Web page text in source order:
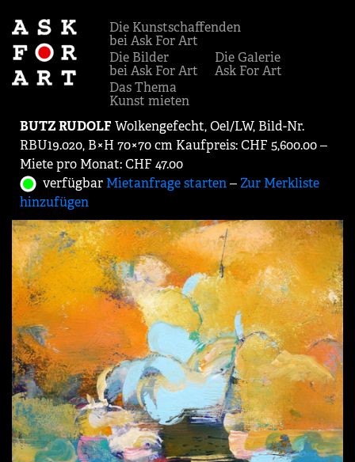
Die Kunstschaffenden
bei Ask For Art
Die Bilder
bei Ask For Art
Die Galerie
Ask For Art
Das Thema
Kunst mieten
BUTZ RUDOLF Wolkengefecht, Oel/LW, Bild-Nr.
RBU19.020, B×H 70×70 cm Kaufpreis: CHF 5,600.00 ‒
Miete pro Monat: CHF 47.00
verfügbar Mietanfrage starten‒Zur Merkliste
hinzufügen